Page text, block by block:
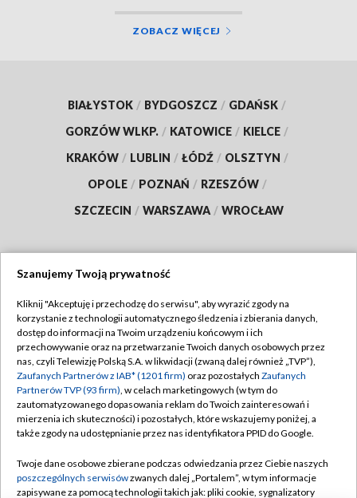
ZOBACZ WIĘCEJ
BIAŁYSTOK / BYDGOSZCZ / GDAŃSK /
GORZÓW WLKP. / KATOWICE / KIELCE /
KRAKÓW / LUBLIN / ŁÓDŹ / OLSZTYN /
OPOLE / POZNAŃ / RZESZÓW /
SZCZECIN / WARSZAWA / WROCŁAW
TVP
Abonament TVP
Emisja w TVP
Centrum informacji TVP
Naziemna Telewizja Cyfrowa
Rada Programowa
Regulamin TVP
Polityka prywatności
Moje zgody
Pomoc
Kontakt
Szanujemy Twoją prywatność
Kliknij "Akceptuję i przechodzę do serwisu", aby wyrazić zgody na
korzystanie z technologii automatycznego śledzenia i zbierania danych,
dostęp do informacji na Twoim urządzeniu końcowym i ich
przechowywanie oraz na przetwarzanie Twoich danych osobowych przez
nas, czyli Telewizję Polską S.A. w likwidacji (zwaną dalej również „TVP”),
Zaufanych Partnerów z IAB* (1201 firm) oraz pozostałych Zaufanych
Partnerów TVP (93 firm), w celach marketingowych (w tym do
zautomatyzowanego dopasowania reklam do Twoich zainteresowań i
mierzenia ich skuteczności) i pozostałych, które wskazujemy poniżej, a
także zgody na udostępnianie przez nas identyfikatora PPID do Google.
Twoje dane osobowe zbierane podczas odwiedzania przez Ciebie naszych
poszczególnych serwisówzwanych dalej „Portalem”, w tym informacje
zapisywane za pomocą technologii takich jak: pliki cookie, sygnalizatory